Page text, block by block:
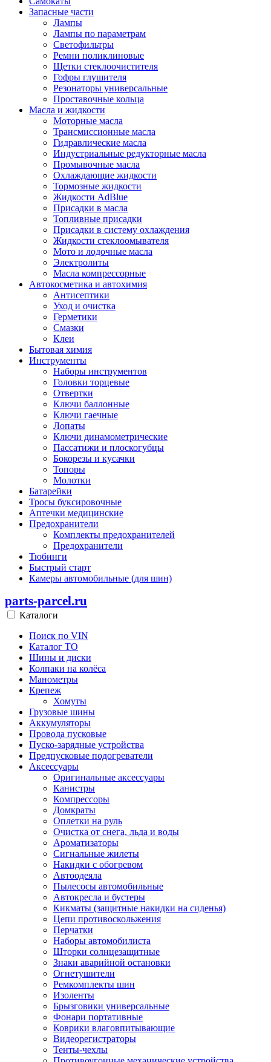
Запасные части
Лампы
Лампы по параметрам
Светофильтры
Ремни поликлиновые
Щетки стеклоочистителя
Гофры глушителя
Резонаторы универсальные
Проставочные кольца
Масла и жидкости
Моторные масла
Трансмиссионные масла
Гидравлические масла
Индустриальные редукторные масла
Промывочные масла
Охлаждающие жидкости
Тормозные жидкости
Жидкости AdBlue
Присадки в масла
Топливные присадки
Присадки в систему охлаждения
Жидкости стеклоомывателя
Мото и лодочные масла
Электролиты
Масла компрессорные
Автокосметика и автохимия
Антисептики
Уход и очистка
Герметики
Смазки
Клеи
Бытовая химия
Инструменты
Наборы инструментов
Головки торцевые
Отвертки
Ключи баллонные
Ключи гаечные
Лопаты
Ключи динамометрические
Пассатижи и плоскогубцы
Бокорезы и кусачки
Топоры
Молотки
Батарейки
Тросы буксировочные
Аптечки медицинские
Предохранители
Комплекты предохранителей
Предохранители
Тюбинги
Быстрый старт
Камеры автомобильные (для шин)
parts-parcel.ru
Каталоги
Поиск по VIN
Каталог ТО
Шины и диски
Колпаки на колёса
Манометры
Крепеж
Хомуты
Грузовые шины
Аккумуляторы
Провода пусковые
Пуско-зарядные устройства
Предпусковые подогреватели
Аксессуары
Оригинальные аксессуары
Канистры
Компрессоры
Домкраты
Оплетки на руль
Очистка от снега, льда и воды
Ароматизаторы
Сигнальные жилеты
Накидки с обогревом
Автоодеяла
Пылесосы автомобильные
Автокресла и бустеры
Кикматы (защитные накидки на сиденья)
Цепи противоскольжения
Перчатки
Наборы автомобилиста
Шторки солнцезащитные
Знаки аварийной остановки
Огнетушители
Ремкомплекты шин
Изоленты
Брызговики универсальные
Фонари портативные
Коврики влаговпитывающие
Видеорегистраторы
Тенты-чехлы